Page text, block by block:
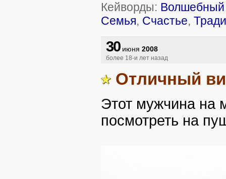
Кейворды: Волшебный
Семья, Счастье,
30июня 2008
более 18-и лет назад
Отличный
Этот мужчина на
посмотреть на